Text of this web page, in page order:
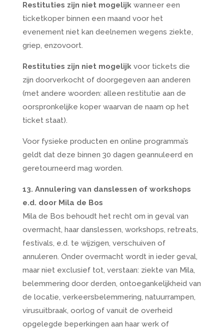
Restituties zijn niet mogelijk wanneer een
ticketkoper binnen een maand voor het
evenement niet kan deelnemen wegens ziekte,
griep, enzovoort.
Restituties zijn niet mogelijk voor tickets die
zijn doorverkocht of doorgegeven aan anderen
(met andere woorden: alleen restitutie aan de
oorspronkelijke koper waarvan de naam op het
ticket staat).
Voor fysieke producten en online programma’s
geldt dat deze binnen 30 dagen geannuleerd en
geretourneerd mag worden.
13. Annulering van danslessen of workshops
e.d. door Mila de Bos
Mila de Bos behoudt het recht om in geval van
overmacht, haar danslessen, workshops, retreats,
festivals, e.d. te wijzigen, verschuiven of
annuleren. Onder overmacht wordt in ieder geval,
maar niet exclusief tot, verstaan: ziekte van Mila,
belemmering door derden, ontoegankelijkheid van
de locatie, verkeersbelemmering, natuurrampen,
virusuitbraak, oorlog of vanuit de overheid
opgelegde beperkingen aan haar werk of